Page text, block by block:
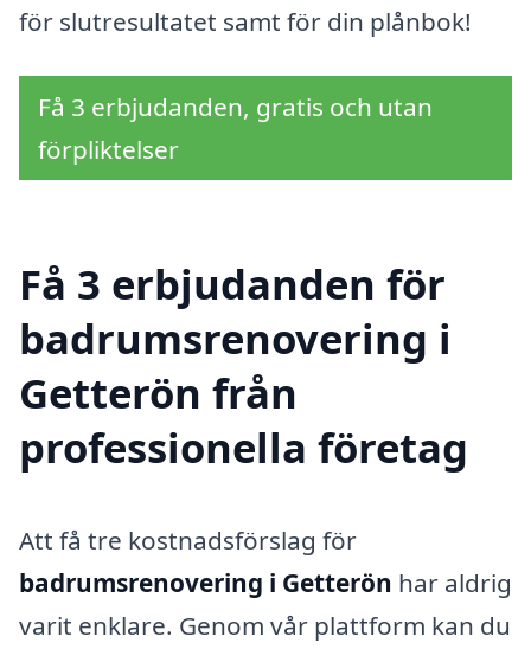
för slutresultatet samt för din plånbok!
Få 3 erbjudanden, gratis och utan
förpliktelser
Få 3 erbjudanden för
badrumsrenovering i
Getterön från
professionella företag
Att få tre kostnadsförslag för
badrumsrenovering i Getterön har aldrig
varit enklare. Genom vår plattform kan du